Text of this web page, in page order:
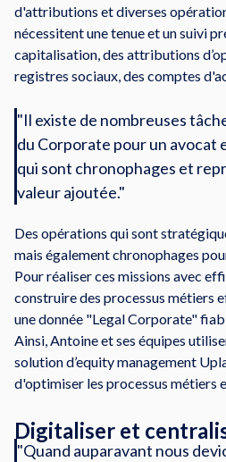
d'attributions et diverses
nécessitent une tenue et un suivi
capitalisation, des attributions
registres sociaux, des comptes
"Il existe de nombreuses
du Corporate pour un avocat
qui sont chronophages et
valeur ajoutée."
Des opérations qui sont
mais également chronophages
Pour réaliser ces missions avec
construire des processus métiers
une donnée "Legal Corporate"
Ainsi, Antoine et ses équipes
solution d’equity management
d'optimiser les processus métiers
Digitaliser et
"Quand auparavant nous